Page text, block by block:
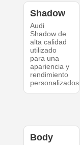
Shadow
Audi
Shadow de
alta calidad
utilizado
para una
apariencia y
rendimiento
personalizados.
Body